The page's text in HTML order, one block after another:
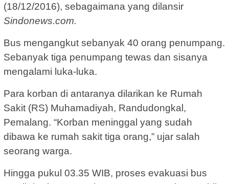
(18/12/2016), sebagaimana yang dilansir
Sindonews.com.
Bus mengangkut sebanyak 40 orang penumpang.
Sebanyak tiga penumpang tewas dan sisanya
mengalami luka-luka.
Para korban di antaranya dilarikan ke Rumah
Sakit (RS) Muhamadiyah‎, Randudongkal,
Pemalang. “Korban meninggal yang sudah
dibawa ke rumah sakit tiga orang,” ujar salah
seorang warga.
Hingga pukul 03.35 WIB, proses evakuasi bus